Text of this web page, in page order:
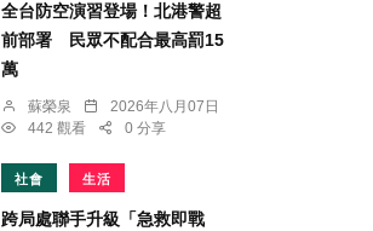
全台防空演習登場！北港警超
前部署 民眾不配合最高罰15
萬
蘇榮泉
2026年八月07日
442 觀看
0 分享
社會 生活
跨局處聯手升級「急救即戰